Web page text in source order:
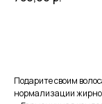
Подарите своим
нормализации